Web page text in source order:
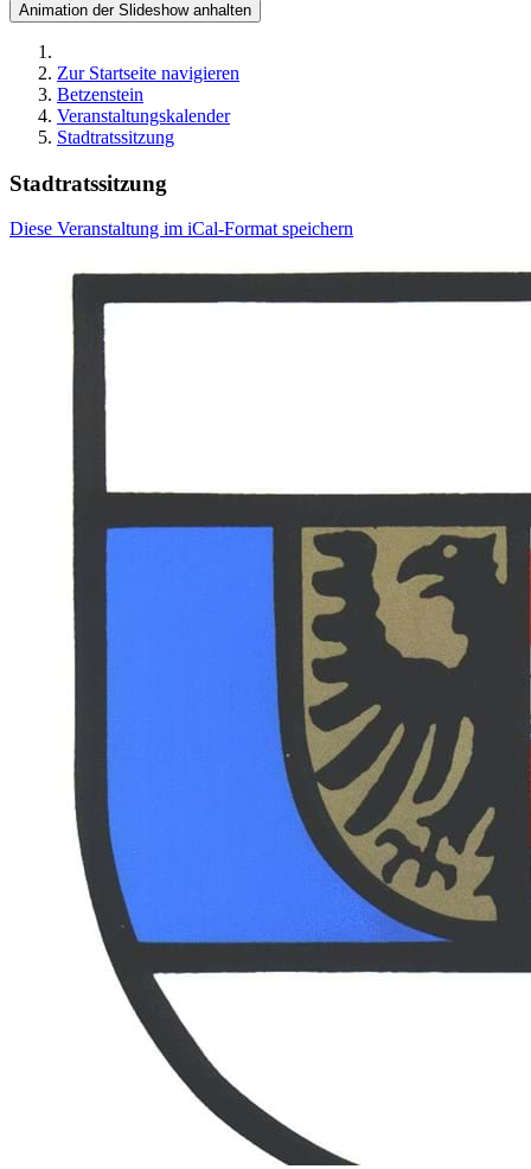
Animation der Slideshow anhalten
Zur Startseite navigieren
Betzenstein
Veranstaltungskalender
Stadtratssitzung
Stadtratssitzung
Diese Veranstaltung im iCal-Format speichern